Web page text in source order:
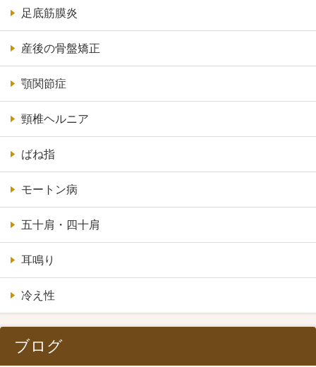
足底筋膜炎
産後の骨盤矯正
顎関節症
頸椎ヘルニア
ばね指
モートン病
五十肩・四十肩
耳鳴り
冷え性
ブログ